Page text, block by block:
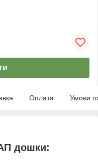
Оплата Умови
дошки: